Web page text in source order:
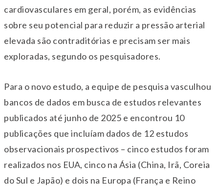
cardiovasculares em geral, porém, as evidências
sobre seu potencial para reduzir a pressão arterial
elevada são contraditórias e precisam ser mais
exploradas, segundo os pesquisadores.
Para o novo estudo, a equipe de pesquisa vasculhou
bancos de dados em busca de estudos relevantes
publicados até junho de 2025 e encontrou 10
publicações que incluíam dados de 12 estudos
observacionais prospectivos – cinco estudos foram
realizados nos EUA, cinco na Ásia (China, Irã, Coreia
do Sul e Japão) e dois na Europa (França e Reino